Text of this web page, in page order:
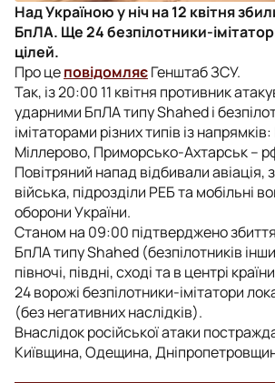
Над Україною у ніч на 12 квітня
БпЛА. Ще 24 безпілотники-
цілей.
Про цеповідомляєГенштаб ЗСУ.
Так, із 20:00 11 квітня противник
ударними БпЛА типу Shahed і
імітаторами різних типів із
Міллерово, Приморсько-Ахтарськ –
Повітряний напад відбивали авіація,
війська, підрозділи РЕБ та мобільні
оборони України.
Станом на 09:00 підтверджено
БпЛА типу Shahed (безпілотників
півночі, півдні, сході та в центрі
24 ворожі безпілотники-імітатори
(без негативних наслідків).
Внаслідок російської атаки
Київщина, Одещина,